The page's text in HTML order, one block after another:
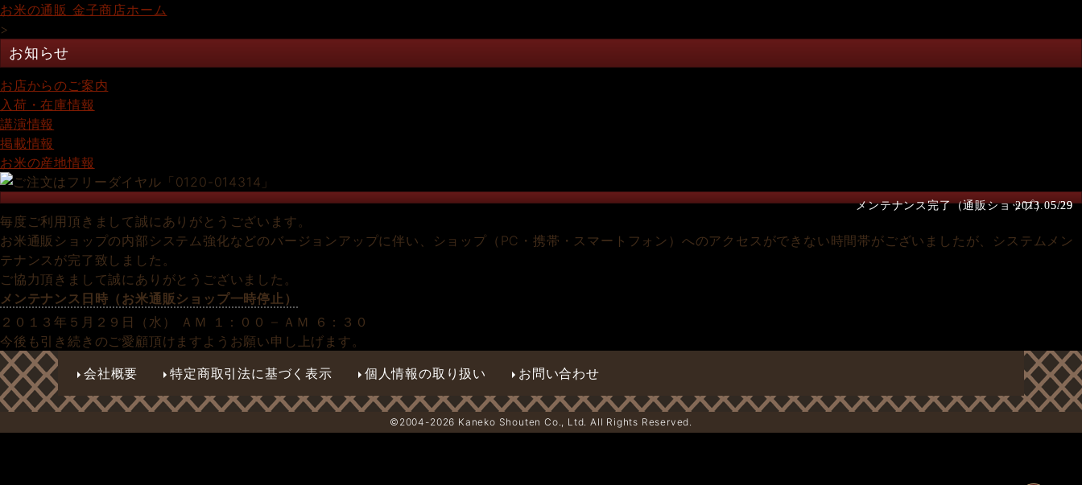
お米の通販 金子商店ホーム
>
お知らせ
お店からのご案内
入荷・在庫情報
講演情報
掲載情報
お米の産地情報
メンテナンス完了（通販ショップ） 5/29
2013.05.29
毎度ご利用頂きまして誠にありがとうございます。
お米通販ショップの内部システム強化などのバージョンアップに伴い、ショップ（PC・携帯・スマートフォン）へのアクセスができない時間帯がございましたが、システムメン
テナンスが完了致しました。
ご協力頂きまして誠にありがとうございました。
メンテナンス日時（お米通販ショップ一時停止）
２０１３年５月２９日（水） ＡＭ １：００ – ＡＭ ６：３０
今後も引き続きのご愛顧頂けますようお願い申し上げます。
会社概要
特定商取引法に基づく表示 個人情報の取り扱い お問い合わせ
©2004-2026 Kaneko Shouten Co., Ltd. All Rights Reserved.